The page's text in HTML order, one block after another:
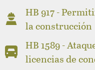
HB 917 -
la construcción
HB 1589 -
licencias de